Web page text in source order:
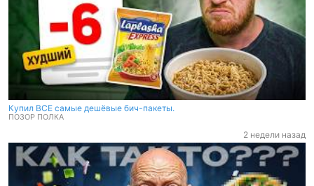
Купил ВСЕ самые дешёвые бич-пакеты.
ПОЗОР ПОЛКА
2 недели назад
Купил ВСЕ самые дешёвые бич-пакеты.
ПОЗОР ПОЛКА
2 недели назад